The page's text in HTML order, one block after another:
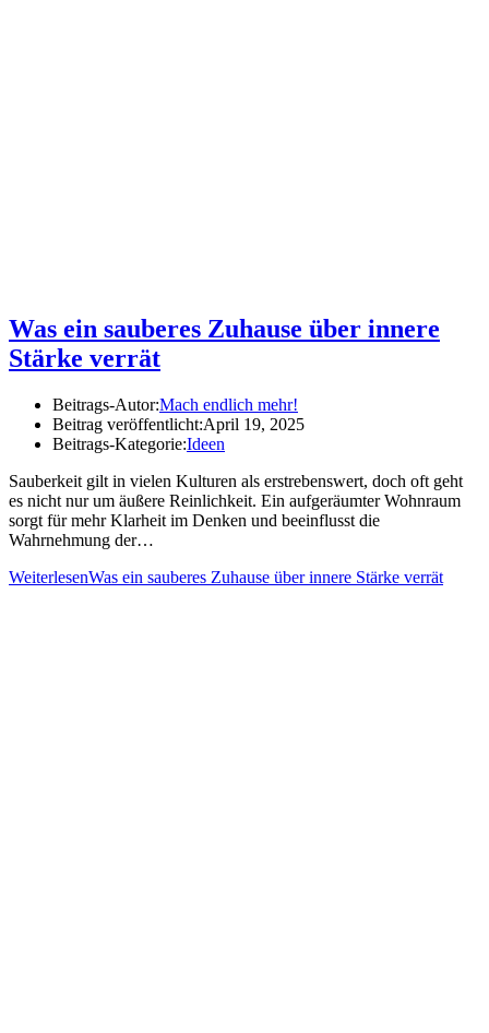
Was ein sauberes Zuhause über innere
Stärke verrät
Beitrags-Autor:Mach endlich mehr!
Beitrag veröffentlicht:April 19, 2025
Beitrags-Kategorie:Ideen
Sauberkeit gilt in vielen Kulturen als erstrebenswert, doch oft geht
es nicht nur um äußere Reinlichkeit. Ein aufgeräumter Wohnraum
sorgt für mehr Klarheit im Denken und beeinflusst die
Wahrnehmung der…
WeiterlesenWas ein sauberes Zuhause über innere Stärke verrät